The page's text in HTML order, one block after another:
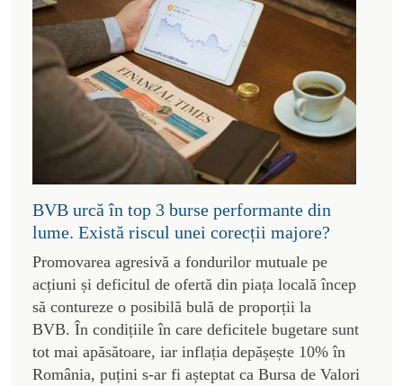
BVB urcă în top 3 burse performante din
lume. Există riscul unei corecții majore?
Promovarea agresivă a fondurilor mutuale pe
acțiuni și deficitul de ofertă din piața locală încep
să contureze o posibilă bulă de proporții la
BVB. În condițiile în care deficitele bugetare sunt
tot mai apăsătoare, iar inflația depășește 10% în
România, puțini s-ar fi așteptat ca Bursa de Valori